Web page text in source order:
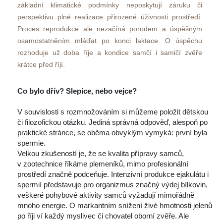
základní klimatické podmínky neposkytují záruku či
perspektivu plné realizace přirozené úživnosti prostředí.
Proces reprodukce ale nezačíná porodem a úspěšným
osamostatněním mláďat po konci laktace. O úspěchu
rozhoduje už doba říje a kondice samčí i samičí zvěře
krátce před říjí.
Co bylo dřív? Slepice, nebo vejce?
V souvislosti s rozmnožováním si můžeme položit dětskou
či filozofickou otázku. Jediná správná odpověď, alespoň po
praktické stránce, se oběma obvyklým vymyká: první byla
permie.
Velkou zkušeností je, že se kvalita přípravy samců,
v zootechnice říkáme plemeníků, mimo profesionální
prostředí značně podceňuje. Intenzivní produkce ejakulátu i
permií představuje pro organizmus značný výdej bílkovin,
veškeré pohybové aktivity samců vyžadují mimořádně
mnoho energie. O markantním snížení živé hmotnosti jelenů
po říji ví každý myslivec či chovatel oborní zvěře. Ale